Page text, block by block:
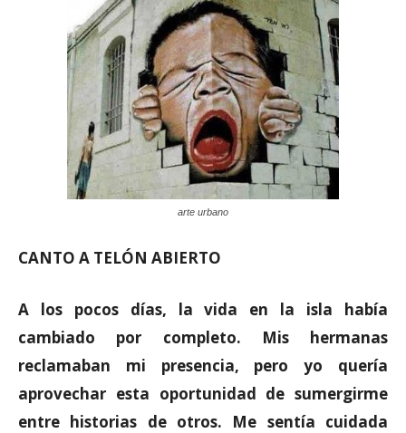
arte urbano
CANTO A TELÓN ABIERTO
A los pocos días, la vida en la isla había
cambiado por completo. Mis hermanas
reclamaban mi presencia, pero yo quería
aprovechar esta oportunidad de sumergirme
entre historias de otros. Me sentía cuidada